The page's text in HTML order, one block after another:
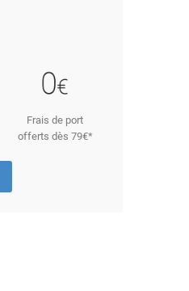
Frais de port
offerts dès 79€*